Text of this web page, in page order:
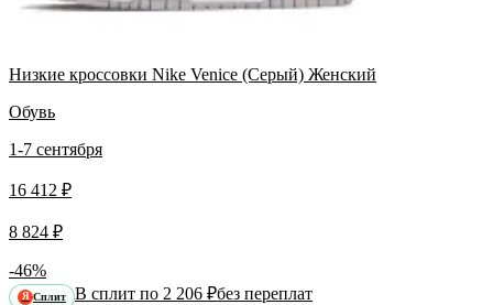
Низкие кроссовки Nike Venice (Серый) Женский
Обувь
1-7 сентября
16 412 ₽
8 824 ₽
-46%
Я Сплит В сплит по 2 206 ₽без переплат